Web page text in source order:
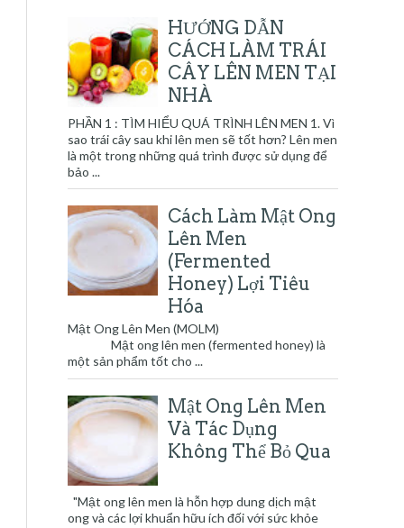
HƯỚNG DẪN
CÁCH LÀM TRÁI
CÂY LÊN MEN TẠI
NHÀ
PHẦN 1 : TÌM HIỂU QUÁ TRÌNH LÊN MEN 1. Vì
sao trái cây sau khi lên men sẽ tốt hơn? Lên men
là một trong những quá trình được sử dụng để
bảo ...
Cách Làm Mật Ong
Lên Men
(Fermented
Honey) Lợi Tiêu
Hóa
Mật Ong Lên Men (MOLM)
Mật ong lên men (fermented honey) là
một sản phẩm tốt cho ...
Mật Ong Lên Men
Và Tác Dụng
Không Thể Bỏ Qua
"Mật ong lên men là hỗn hợp dung dịch mật
ong và các lợi khuẩn hữu ích đối với sức khỏe